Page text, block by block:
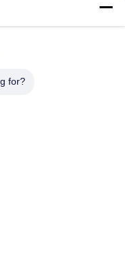
de 4SFP avec la
Optical Cable moins
for?